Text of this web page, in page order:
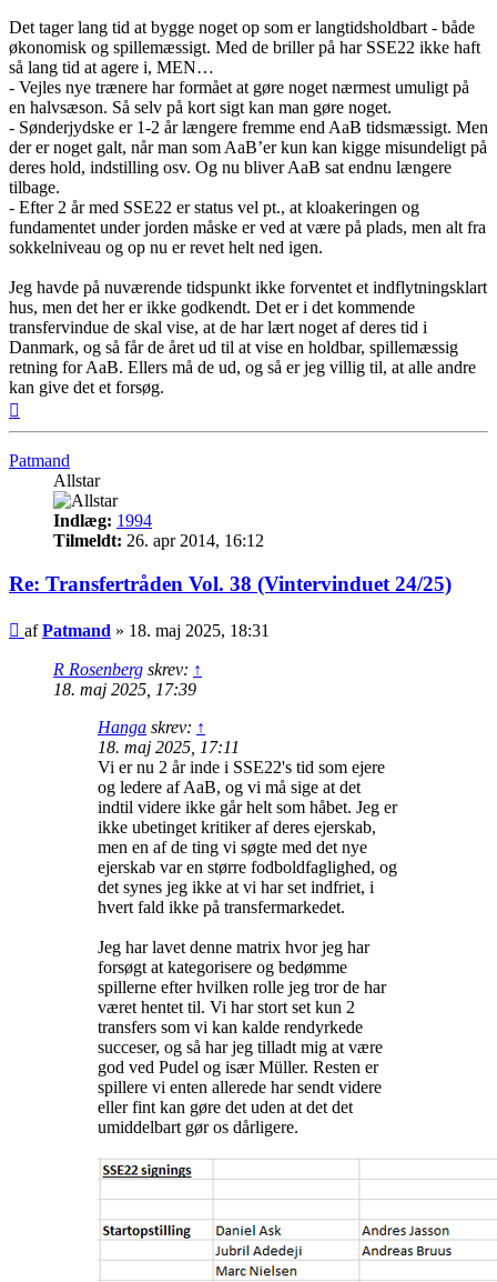
Det tager lang tid at bygge noget op som er langtidsholdbart - både
økonomisk og spillemæssigt. Med de briller på har SSE22 ikke haft
så lang tid at agere i, MEN…
- Vejles nye trænere har formået at gøre noget nærmest umuligt på
en halvsæson. Så selv på kort sigt kan man gøre noget.
- Sønderjydske er 1-2 år længere fremme end AaB tidsmæssigt. Men
der er noget galt, når man som AaB’er kun kan kigge misundeligt på
deres hold, indstilling osv. Og nu bliver AaB sat endnu længere
tilbage.
- Efter 2 år med SSE22 er status vel pt., at kloakeringen og
fundamentet under jorden måske er ved at være på plads, men alt fra
sokkelniveau og op nu er revet helt ned igen.
Jeg havde på nuværende tidspunkt ikke forventet et indflytningsklart
hus, men det her er ikke godkendt. Det er i det kommende
transfervindue de skal vise, at de har lært noget af deres tid i
Danmark, og så får de året ud til at vise en holdbar, spillemæssig
retning for AaB. Ellers må de ud, og så er jeg villig til, at alle andre
kan give det et forsøg.
Patmand
Allstar
Indlæg: 1994
Tilmeldt: 26. apr 2014, 16:12
Re: Transfertråden Vol. 38 (Vintervinduet 24/25)
Indlæg
afPatmand » 18. maj 2025, 18:31
R Rosenberg skrev: ↑
18. maj 2025, 17:39
Hanga skrev: ↑
18. maj 2025, 17:11
Vi er nu 2 år inde i SSE22's tid som ejere
og ledere af AaB, og vi må sige at det
indtil videre ikke går helt som håbet. Jeg er
ikke ubetinget kritiker af deres ejerskab,
men en af de ting vi søgte med det nye
ejerskab var en større fodboldfaglighed, og
det synes jeg ikke at vi har set indfriet, i
hvert fald ikke på transfermarkedet.
Jeg har lavet denne matrix hvor jeg har
forsøgt at kategorisere og bedømme
spillerne efter hvilken rolle jeg tror de har
været hentet til. Vi har stort set kun 2
transfers som vi kan kalde rendyrkede
succeser, og så har jeg tilladt mig at være
god ved Pudel og især Müller. Resten er
spillere vi enten allerede har sendt videre
eller fint kan gøre det uden at det det
umiddelbart gør os dårligere.